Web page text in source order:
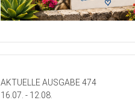
AKTUELLE AUSGABE 474
16.07. - 12.08.